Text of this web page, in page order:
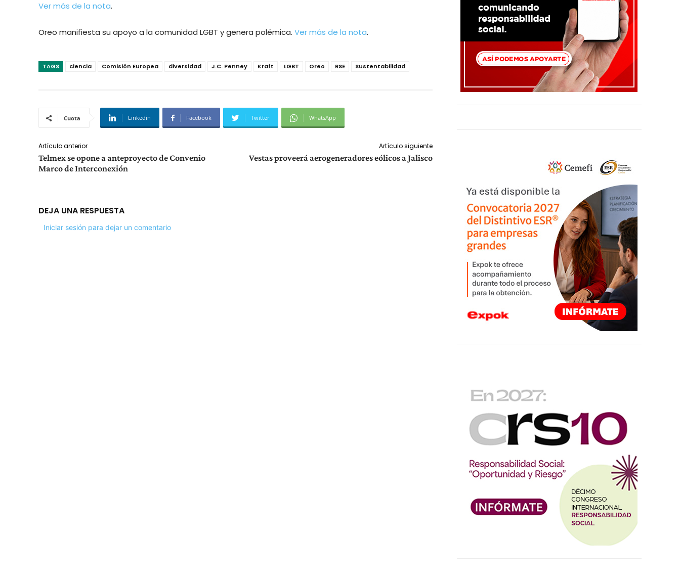
Ver más de la nota.
Oreo manifiesta su apoyo a la comunidad LGBT y genera polémica. Ver más de la nota.
TAGS ciencia Comisión Europea diversidad J.C. Penney Kraft LGBT Oreo RSE Sustentabilidad
Cuota Linkedin Facebook Twitter WhatsApp
Artículo anterior
Telmex se opone a anteproyecto de Convenio
Marco de Interconexión
Artículo siguiente
Vestas proveerá aerogeneradores eólicos a Jalisco
DEJA UNA RESPUESTA
Iniciar sesión para dejar un comentario